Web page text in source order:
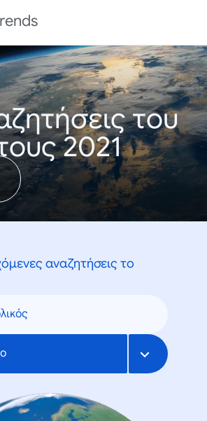
του
2021
αναζητήσεις το